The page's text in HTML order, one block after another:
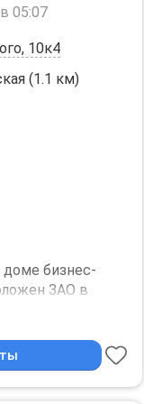
одна
Ку включены.
числа без
05:07
10к4
(1.1 км)
доме бизнес-
ЗАО в
Дом
без шумных